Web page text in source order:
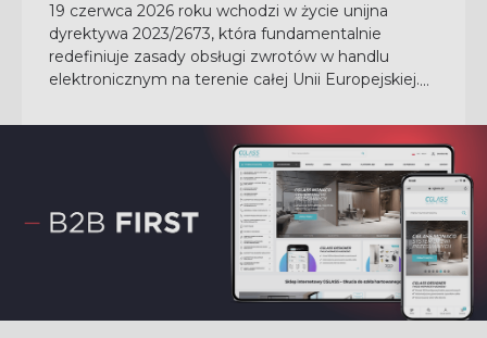
19 czerwca 2026 roku wchodzi w życie unijna
dyrektywa 2023/2673, która fundamentalnie
redefiniuje zasady obsługi zwrotów w handlu
elektronicznym na terenie całej Unii Europejskiej.
obowiązek maksymalnego...